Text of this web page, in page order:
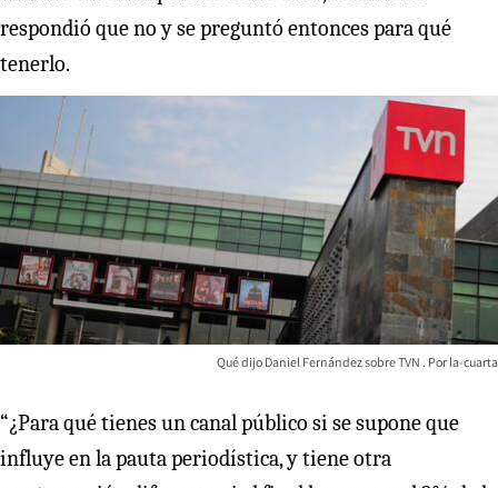
respondió que no y se preguntó entonces para qué
tenerlo.
Qué dijo Daniel Fernández sobre TVN la-cuarta
“¿Para qué tienes un canal público si se supone que
influye en la pauta periodística, y tiene otra